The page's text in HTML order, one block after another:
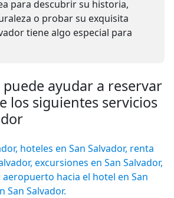
para descubrir su historia,
o probar su exquisita
tiene algo especial para
puede ayudar a reservar
los siguientes servicios
hoteles en San Salvador, renta
excursiones en San Salvador,
hacia el hotel en San
San Salvador.